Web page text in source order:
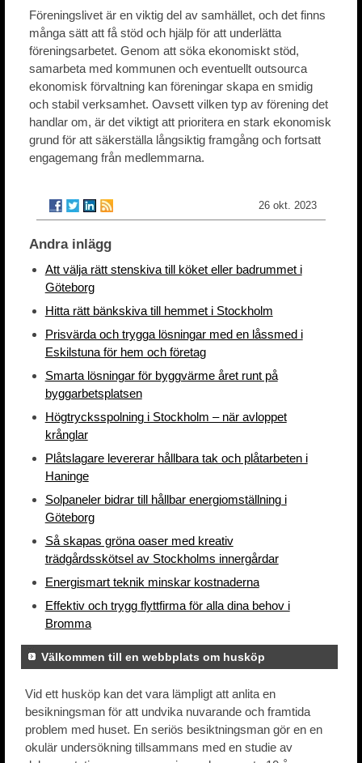
Föreningslivet är en viktig del av samhället, och det finns
många sätt att få stöd och hjälp för att underlätta
föreningsarbetet. Genom att söka ekonomiskt stöd,
samarbeta med kommunen och eventuellt outsourca
ekonomisk förvaltning kan föreningar skapa en smidig
och stabil verksamhet. Oavsett vilken typ av förening det
handlar om, är det viktigt att prioritera en stark ekonomisk
grund för att säkerställa långsiktig framgång och fortsatt
engagemang från medlemmarna.
26 okt. 2023
Andra inlägg
Att välja rätt stenskiva till köket eller badrummet i
Göteborg
Hitta rätt bänkskiva till hemmet i Stockholm
Prisvärda och trygga lösningar med en låssmed i
Eskilstuna för hem och företag
Smarta lösningar för byggvärme året runt på
byggarbetsplatsen
Högtrycksspolning i Stockholm – när avloppet
krånglar
Plåtslagare levererar hållbara tak och plåtarbeten i
Haninge
Solpaneler bidrar till hållbar energiomställning i
Göteborg
Så skapas gröna oaser med kreativ
trädgårdsskötsel av Stockholms innergårdar
Energismart teknik minskar kostnaderna
Effektiv och trygg flyttfirma för alla dina behov i
Bromma
Välkommen till en webbplats om husköp
Vid ett husköp kan det vara lämpligt att anlita en
besikningsman för att undvika nuvarande och framtida
problem med huset. En seriös besiktningsman gör en en
okulär undersökning tillsammans med en studie av